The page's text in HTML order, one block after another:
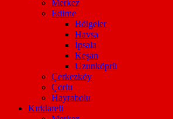
Merkez
Edirne
Bölgeler
Havsa
İpsala
Keşan
Uzunköprü
Çerkezköy
Çorlu
Hayrabolu
Kırklareli